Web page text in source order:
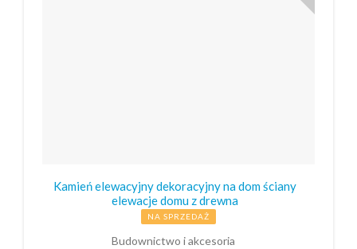
Kamień elewacyjny dekoracyjny na dom ściany
elewacje domu z drewna
NA SPRZEDAŻ
Budownictwo i akcesoria